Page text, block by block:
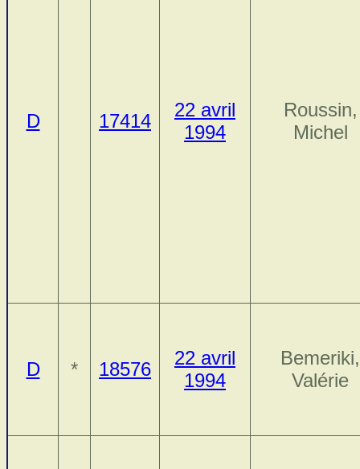
D 17414
22 avril
1994
Roussin,
Michel
D * 18576
22 avril
1994
Bemeriki,
Valérie